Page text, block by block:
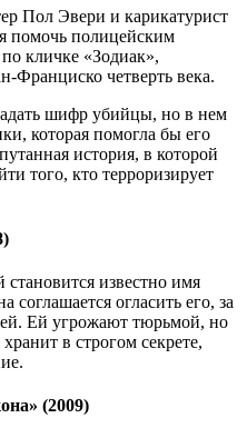
Пол Эвери и карикатурист
помочь полицейским
кличке «Зодиак»,
Франциско четверть века.
шифр убийцы, но в нем
которая помогла бы его
история, в которой
того, кто терроризирует
известно имя
соглашается огласить его, за
Ей угрожают тюрьмой, но
в строгом секрете,
(2009)